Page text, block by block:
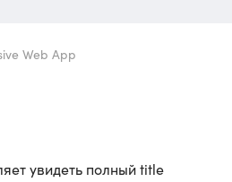
Web App
увидеть полный title